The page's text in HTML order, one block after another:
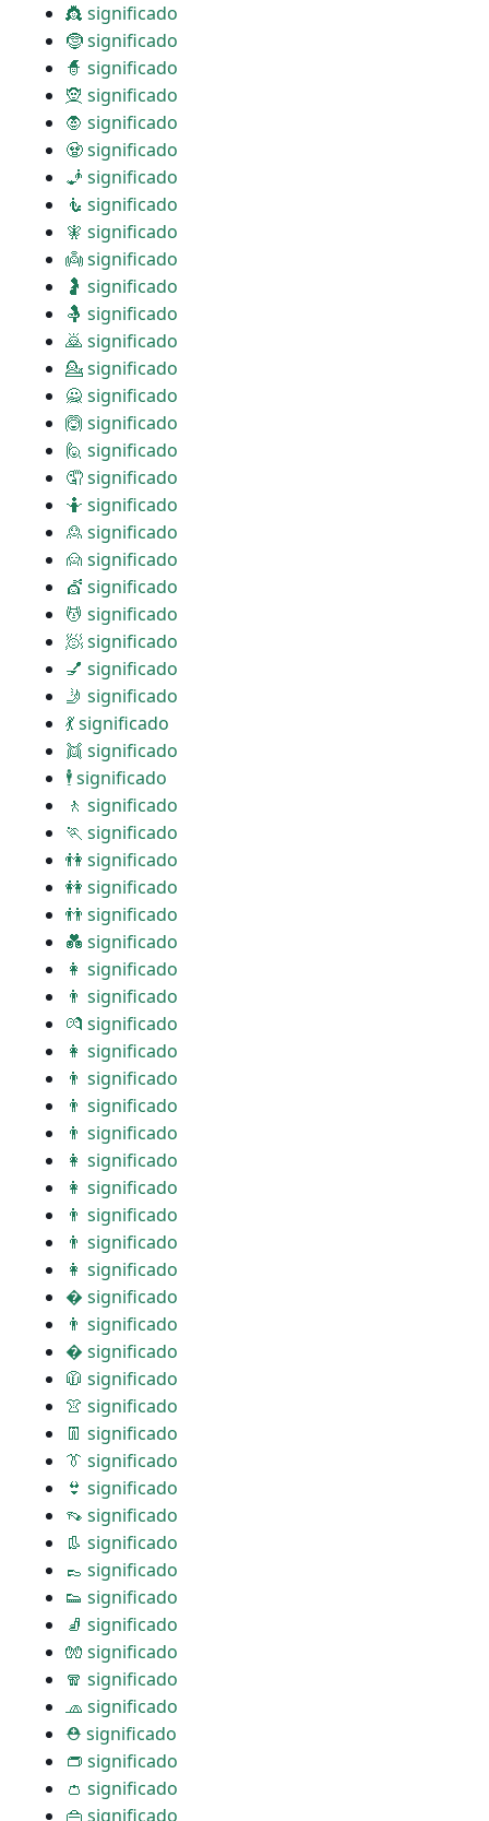
👸 significado
🤶 significado
🧙 significado
🧝 significado
🧛 significado
🧟 significado
🧞 significado
🧜 significado
🧚 significado
👼 significado
🤰 significado
🤱 significado
🙇 significado
💁 significado
🙅 significado
🙆 significado
🙋 significado
🤦 significado
🤷 significado
🙎 significado
🙍 significado
💇 significado
💆 significado
🧖 significado
💅 significado
🤳 significado
💃 significado
👯 significado
🕴 significado
🚶 significado
🏃 significado
👫 significado
👭 significado
👬 significado
💑 significado
👩 significado
👨 significado
💏 significado
👩 significado
👨 significado
👨 significado
👨 significado
👩 significado
👩 significado
👨 significado
👨 significado
👩 significado
� significado
👨 significado
� significado
🧥 significado
👚 significado
👖 significado
👔 significado
👙 significado
👡 significado
👢 significado
👞 significado
👟 significado
🧦 significado
🧤 significado
🧣 significado
🧢 significado
⛑ significado
👝 significado
👛 significado
👜 significado